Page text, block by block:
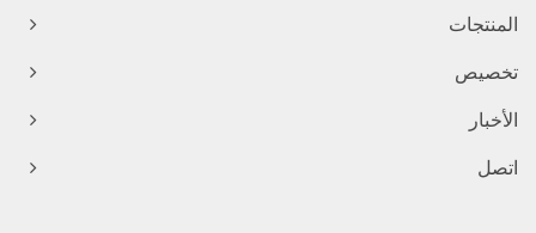
المنتجات
تخصيص
الأخبار
اتصل